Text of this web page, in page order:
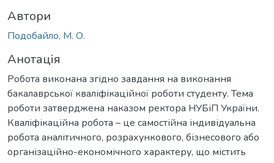
Автори
Подобайло, М. О.
Анотація
Робота виконана згідно завдання на виконання
бакалаврської кваліфікаційної роботи студенту. Тема
роботи затверджена наказом ректора НУБіП України.
Кваліфікаційна робота – це самостійна індивідуальна
робота аналітичного, розрахункового, бізнесового або
організаційно-економічного характеру, що містить